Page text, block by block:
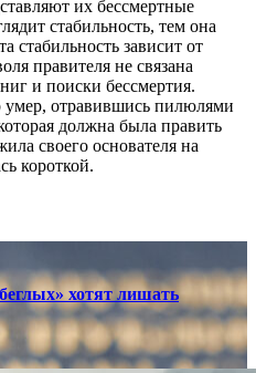
их бессмертные
стабильность, тем она
стабильность зависит от
правителя не связана
и поиски бессмертия.
отравившись пилюлями
должна была править
своего основателя на
короткой.
хотят лишать